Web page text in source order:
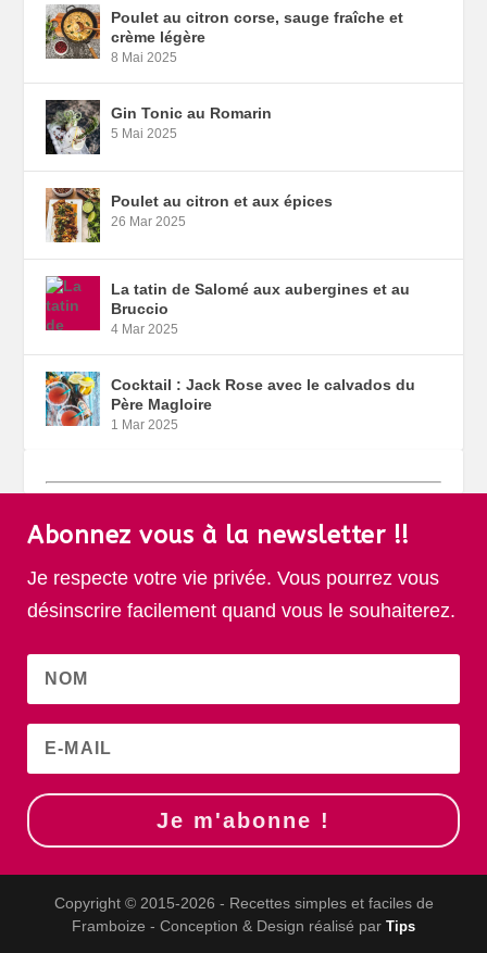
Poulet au citron corse, sauge fraîche et
crème légère
8 Mai 2025
Gin Tonic au Romarin
5 Mai 2025
Poulet au citron et aux épices
26 Mar 2025
La tatin de Salomé aux aubergines et au
Bruccio
4 Mar 2025
Cocktail : Jack Rose avec le calvados du
Père Magloire
1 Mar 2025
Abonnez vous à la newsletter !!
Je respecte votre vie privée. Vous pourrez vous
désinscrire facilement quand vous le souhaiterez.
Je m'abonne !
Copyright © 2015-2026 - Recettes simples et faciles de
Framboize - Conception & Design réalisé par Tips